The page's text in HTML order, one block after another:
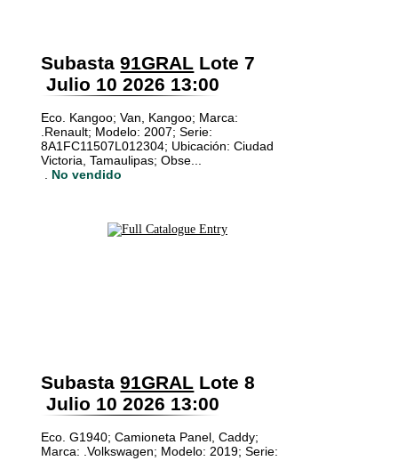
Subasta 91GRAL Lote 7
Julio 10 2026 13:00
Eco. Kangoo; Van, Kangoo; Marca:
.Renault; Modelo: 2007; Serie:
8A1FC11507L012304; Ubicación: Ciudad
Victoria, Tamaulipas; Obse...
No vendido
Subasta 91GRAL Lote 8
Julio 10 2026 13:00
Eco. G1940; Camioneta Panel, Caddy;
Marca: .Volkswagen; Modelo: 2019; Serie: